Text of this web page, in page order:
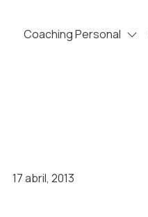
Coaching Personal
17 abril, 2013